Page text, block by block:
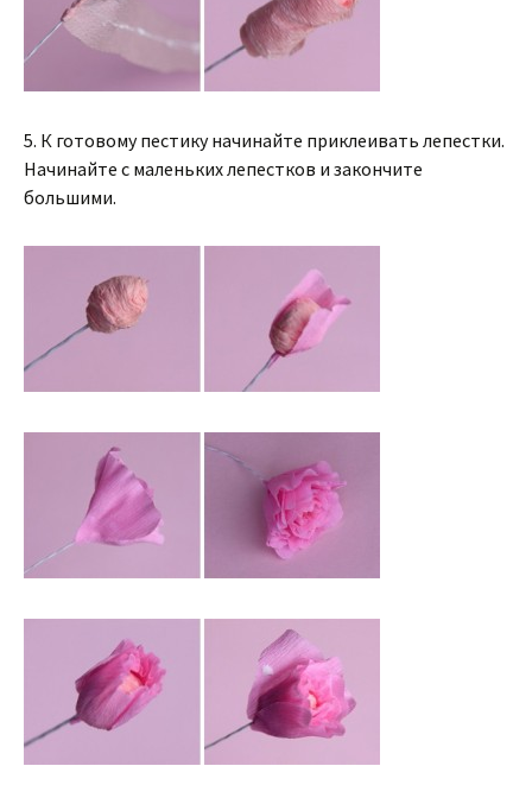
5. К готовому пестику начинайте приклеивать лепестки.
Начинайте с маленьких лепестков и закончите
большими.